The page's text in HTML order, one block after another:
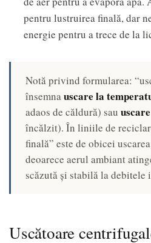
pentru lustruirea finală, dar
energie pentru a trece de la
Notă privind formularea:
însemna uscare la
adaos de căldură) sau
încălzit). În liniile de
finală” este de obicei
deoarece aerul ambiant
scăzută și stabilă la debitele
Uscătoare